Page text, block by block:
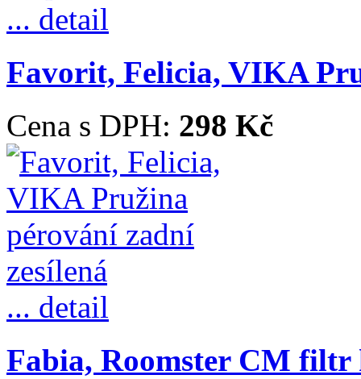
... detail
Favorit, Felicia, VIKA
Cena s DPH: 298 Kč
... detail
Fabia, Roomster CM